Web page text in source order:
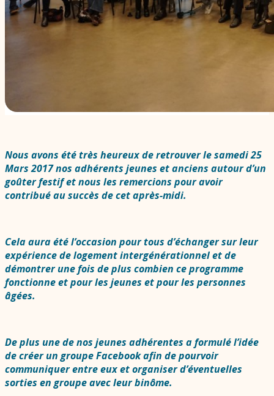
Nous avons été très heureux de retrouver le samedi 25
Mars 2017 nos adhérents jeunes et anciens autour d’un
goûter festif et nous les remercions pour avoir
contribué au succès de cet après-midi.
Cela aura été l’occasion pour tous d’échanger sur leur
expérience de logement intergénérationnel et de
démontrer une fois de plus combien ce programme
fonctionne et pour les jeunes et pour les personnes
âgées.
De plus une de nos jeunes adhérentes a formulé l’idée
de créer un groupe Facebook afin de pourvoir
communiquer entre eux et organiser d’éventuelles
sorties en groupe avec leur binôme.